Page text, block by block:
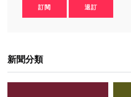
訂閱 退訂
新聞分類